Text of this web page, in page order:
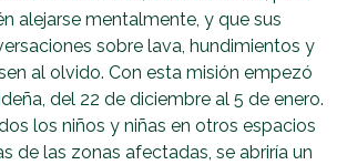
alejarse mentalmente, y que sus
sobre lava, hundimientos y
al olvido. Con esta misión empezó
del 22 de diciembre al 5 de enero.
los niños y niñas en otros espacios
de las zonas afectadas, se abriría un